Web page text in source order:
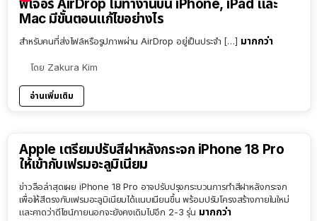
ฟีเจอร์ AirDrop ไม่ทำงานบน iPhone, iPad และ
Mac มีขั้นตอนแก้ไขอย่างไร
สำหรับคนที่ส่งไฟล์หรือรูปภาพผ่าน AirDrop อยู่เป็นประจำ […] มากกว่า
โดย Zakura Kim
อ่านเพิ่มเติม
Apple เตรียมปรับสีฝาหลังกระจก iPhone 18 Pro
ให้เข้ากับเฟรมอะลูมิเนียม
ข่าวลือล่าสุดเผย iPhone 18 Pro อาจปรับปรุงกระบวนการทำสีฝาหลังกระจก
เพื่อให้สีตรงกับเฟรมอะลูมิเนียมได้แนบเนียนขึ้น พร้อมปรับโครงสร้างภายในใหม่
และคาดว่าดีไซน์ภายนอกจะยังคงเดิมไปอีก 2-3 รุ่น มากกว่า